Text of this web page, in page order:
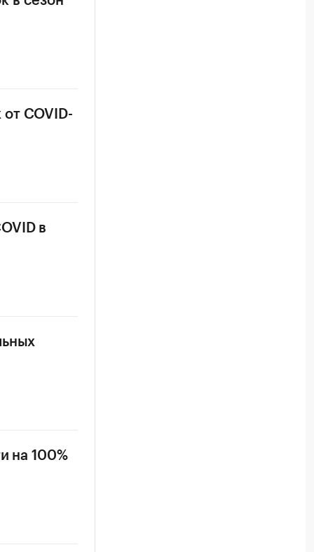
COVID-
в
на 100%